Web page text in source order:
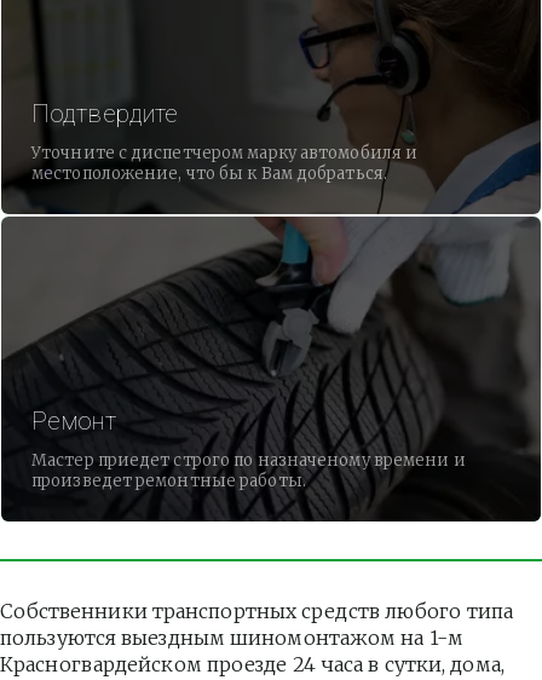
Подтвердите
Уточните с диспетчером марку автомобиля и
местоположение, что бы к Вам добраться.
Ремонт
Мастер приедет строго по назначеному времени и
произведет ремонтные работы.
Собственники транспортных средств любого типа
пользуются выездным шиномонтажом на 1-м
Красногвардейском проезде 24 часа в сутки, дома,